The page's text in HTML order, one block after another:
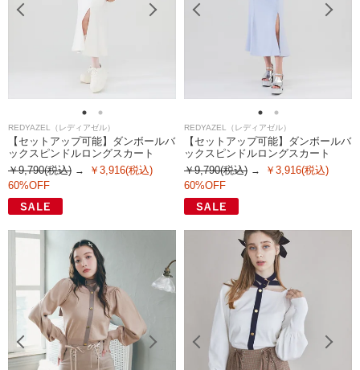
REDYAZEL（レディアゼル）
【セットアップ可能】ダンボールバ
ックスピンドルロングスカート
￥9,790(税込)
￥3,916(税込)
60%OFF
REDYAZEL（レディアゼル）
【セットアップ可能】ダンボールバ
ックスピンドルロングスカート
￥9,790(税込)
￥3,916(税込)
60%OFF